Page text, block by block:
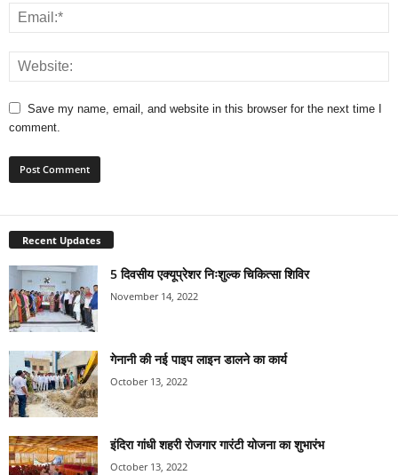
Save my name, email, and website in this browser for the next time I
comment.
Recent Updates
5 दिवसीय एक्यूप्रेशर निःशुल्क चिकित्सा शिविर
November 14, 2022
गेनानी की नई पाइप लाइन डालने का कार्य
October 13, 2022
इंदिरा गांधी शहरी रोजगार गारंटी योजना का शुभारंभ
October 13, 2022